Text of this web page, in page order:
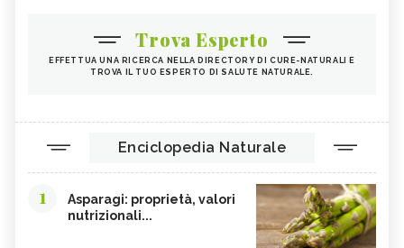
Trova Esperto
EFFETTUA UNA RICERCA NELLA DIRECTORY DI CURE-NATURALI E
TROVA IL TUO ESPERTO DI SALUTE NATURALE.
Enciclopedia Naturale
1
Asparagi: proprietà, valori
nutrizionali...